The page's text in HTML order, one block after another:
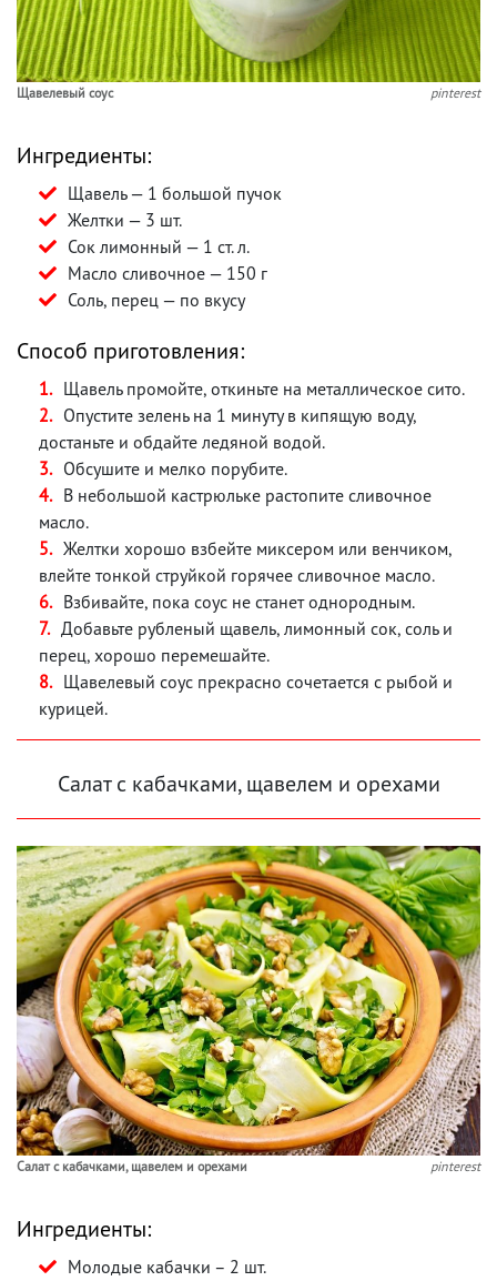
Щавелевый соус pinterest
Ингредиенты:
Щавель — 1 большой пучок
Желтки — 3 шт.
Сок лимонный — 1 ст. л.
Масло сливочное — 150 г
Соль, перец — по вкусу
Способ приготовления:
Щавель промойте, откиньте на металлическое сито.
Опустите зелень на 1 минуту в кипящую воду,
достаньте и обдайте ледяной водой.
Обсушите и мелко порубите.
В небольшой кастрюльке растопите сливочное
масло.
Желтки хорошо взбейте миксером или венчиком,
влейте тонкой струйкой горячее сливочное масло.
Взбивайте, пока соус не станет однородным.
Добавьте рубленый щавель, лимонный сок, соль и
перец, хорошо перемешайте.
Щавелевый соус прекрасно сочетается с рыбой и
курицей.
Салат с кабачками, щавелем и орехами
Салат с кабачками, щавелем и орехами pinterest
Ингредиенты:
Молодые кабачки – 2 шт.